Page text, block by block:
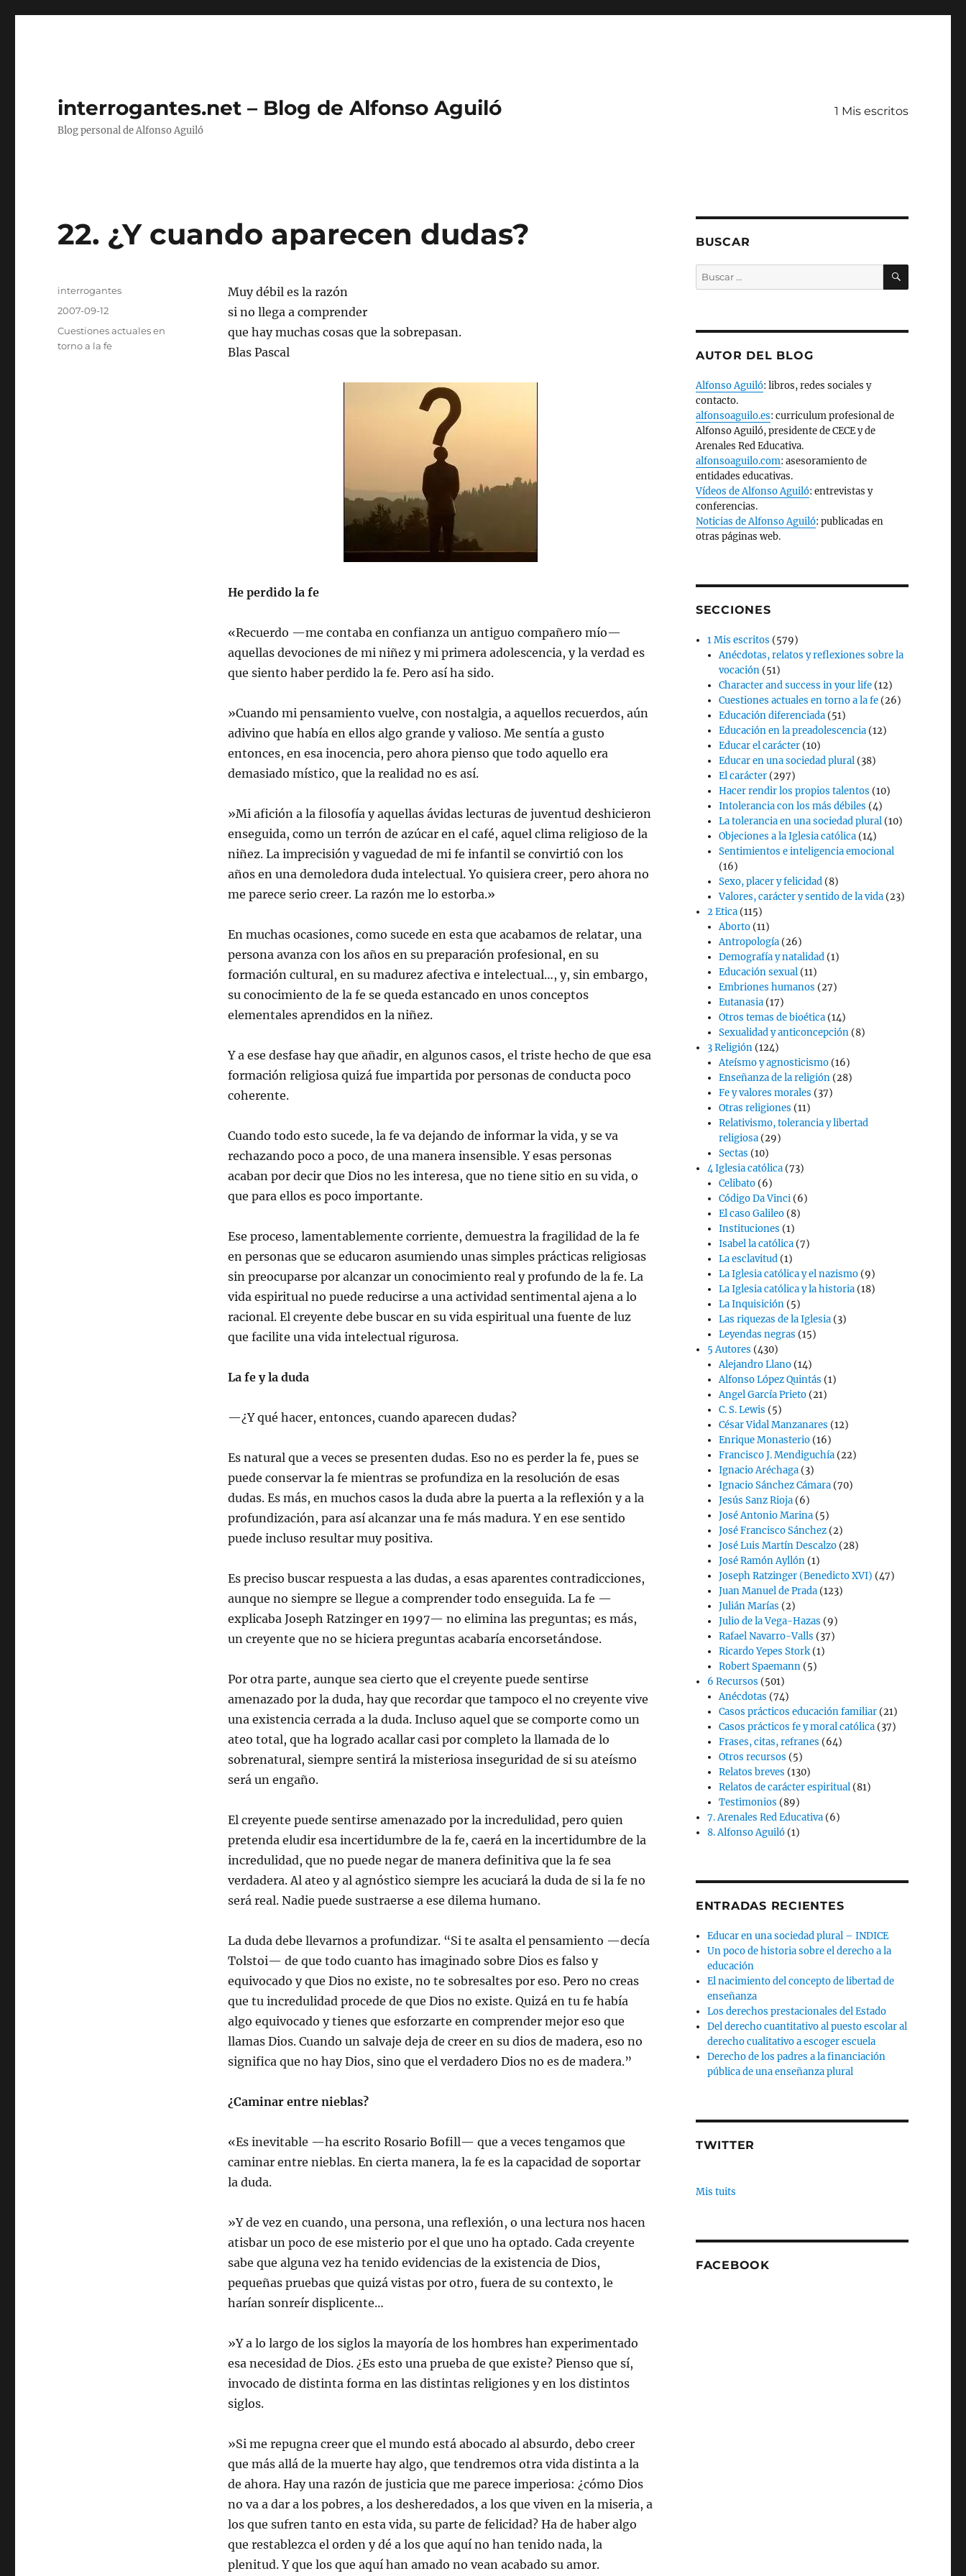
interrogantes.net – Blog de Alfonso Aguiló
Blog personal de Alfonso Aguiló
1 Mis escritos
22. ¿Y cuando aparecen dudas?
Muy débil es la razón
si no llega a comprender
que hay muchas cosas que la sobrepasan.
Blas Pascal
He perdido la fe
«Recuerdo —me contaba en confianza un antiguo compañero mío—
aquellas devociones de mi niñez y mi primera adolescencia, y la verdad es
que siento haber perdido la fe. Pero así ha sido.
»Cuando mi pensamiento vuelve, con nostalgia, a aquellos recuerdos, aún
adivino que había en ellos algo grande y valioso. Me sentía a gusto
entonces, en esa inocencia, pero ahora pienso que todo aquello era
demasiado místico, que la realidad no es así.
»Mi afición a la filosofía y aquellas ávidas lecturas de juventud deshicieron
enseguida, como un terrón de azúcar en el café, aquel clima religioso de la
niñez. La imprecisión y vaguedad de mi fe infantil se convirtió con los
años en una demoledora duda intelectual. Yo quisiera creer, pero ahora no
me parece serio creer. La razón me lo estorba.»
En muchas ocasiones, como sucede en esta que acabamos de relatar, una
persona avanza con los años en su preparación profesional, en su
formación cultural, en su madurez afectiva e intelectual…, y, sin embargo,
su conocimiento de la fe se queda estancado en unos conceptos
elementales aprendidos en la niñez.
Y a ese desfase hay que añadir, en algunos casos, el triste hecho de que esa
formación religiosa quizá fue impartida por personas de conducta poco
coherente.
Cuando todo esto sucede, la fe va dejando de informar la vida, y se va
rechazando poco a poco, de una manera insensible. Y esas personas
acaban por decir que Dios no les interesa, que no tiene sitio en su vida, o
que para ellos es poco importante.
Ese proceso, lamentablemente corriente, demuestra la fragilidad de la fe
en personas que se educaron asumiendo unas simples prácticas religiosas
sin preocuparse por alcanzar un conocimiento real y profundo de la fe. La
vida espiritual no puede reducirse a una actividad sentimental ajena a lo
racional. El creyente debe buscar en su vida espiritual una fuente de luz
que facilite una vida intelectual rigurosa.
La fe y la duda
—¿Y qué hacer, entonces, cuando aparecen dudas?
Es natural que a veces se presenten dudas. Eso no es perder la fe, pues se
puede conservar la fe mientras se profundiza en la resolución de esas
dudas. Es más, en muchos casos la duda abre la puerta a la reflexión y a la
profundización, para así alcanzar una fe más madura. Y en ese sentido
puede incluso resultar muy positiva.
Es preciso buscar respuesta a las dudas, a esas aparentes contradicciones,
aunque no siempre se llegue a comprender todo enseguida. La fe —
explicaba Joseph Ratzinger en 1997— no elimina las preguntas; es más,
un creyente que no se hiciera preguntas acabaría encorsetándose.
Por otra parte, aunque sea cierto que el creyente puede sentirse
amenazado por la duda, hay que recordar que tampoco el no creyente vive
una existencia cerrada a la duda. Incluso aquel que se comporte como un
ateo total, que ha logrado acallar casi por completo la llamada de lo
sobrenatural, siempre sentirá la misteriosa inseguridad de si su ateísmo
será un engaño.
El creyente puede sentirse amenazado por la incredulidad, pero quien
pretenda eludir esa incertidumbre de la fe, caerá en la incertidumbre de la
incredulidad, que no puede negar de manera definitiva que la fe sea
verdadera. Al ateo y al agnóstico siempre les acuciará la duda de si la fe no
será real. Nadie puede sustraerse a ese dilema humano.
La duda debe llevarnos a profundizar. “Si te asalta el pensamiento —decía
Tolstoi— de que todo cuanto has imaginado sobre Dios es falso y
equivocado y que Dios no existe, no te sobresaltes por eso. Pero no creas
que tu incredulidad procede de que Dios no existe. Quizá en tu fe había
algo equivocado y tienes que esforzarte en comprender mejor eso que
llamas Dios. Cuando un salvaje deja de creer en su dios de madera, eso no
significa que no hay Dios, sino que el verdadero Dios no es de madera.”
¿Caminar entre nieblas?
«Es inevitable —ha escrito Rosario Bofill— que a veces tengamos que
caminar entre nieblas. En cierta manera, la fe es la capacidad de soportar
la duda.
»Y de vez en cuando, una persona, una reflexión, o una lectura nos hacen
atisbar un poco de ese misterio por el que uno ha optado. Cada creyente
sabe que alguna vez ha tenido evidencias de la existencia de Dios,
pequeñas pruebas que quizá vistas por otro, fuera de su contexto, le
harían sonreír displicente…
»Y a lo largo de los siglos la mayoría de los hombres han experimentado
esa necesidad de Dios. ¿Es esto una prueba de que existe? Pienso que sí,
invocado de distinta forma en las distintas religiones y en los distintos
siglos.
»Si me repugna creer que el mundo está abocado al absurdo, debo creer
que más allá de la muerte hay algo, que tendremos otra vida distinta a la
de ahora. Hay una razón de justicia que me parece imperiosa: ¿cómo Dios
no va a dar a los pobres, a los desheredados, a los que viven en la miseria, a
los que sufren tanto en esta vida, su parte de felicidad? Ha de haber algo
que restablezca el orden y dé a los que aquí no han tenido nada, la
plenitud. Y que los que aquí han amado no vean acabado su amor.
Autor
interrogantes
Publicado
2007-09-12
Categorías
Cuestiones actuales en
torno a la fe
BUSCAR
Buscar
por:
BUSCAR
AUTOR DEL BLOG
Alfonso Aguiló: libros, redes sociales y
contacto.
alfonsoaguilo.es: curriculum profesional de
Alfonso Aguiló, presidente de CECE y de
Arenales Red Educativa.
alfonsoaguilo.com: asesoramiento de
entidades educativas.
Vídeos de Alfonso Aguiló: entrevistas y
conferencias.
Noticias de Alfonso Aguiló: publicadas en
otras páginas web.
SECCIONES
1 Mis escritos (579)
Anécdotas, relatos y reflexiones sobre la
vocación (51)
Character and success in your life (12)
Cuestiones actuales en torno a la fe (26)
Educación diferenciada (51)
Educación en la preadolescencia (12)
Educar el carácter (10)
Educar en una sociedad plural (38)
El carácter (297)
Hacer rendir los propios talentos (10)
Intolerancia con los más débiles (4)
La tolerancia en una sociedad plural (10)
Objeciones a la Iglesia católica (14)
Sentimientos e inteligencia emocional
(16)
Sexo, placer y felicidad (8)
Valores, carácter y sentido de la vida (23)
2 Etica (115)
Aborto (11)
Antropología (26)
Demografía y natalidad (1)
Educación sexual (11)
Embriones humanos (27)
Eutanasia (17)
Otros temas de bioética (14)
Sexualidad y anticoncepción (8)
3 Religión (124)
Ateísmo y agnosticismo (16)
Enseñanza de la religión (28)
Fe y valores morales (37)
Otras religiones (11)
Relativismo, tolerancia y libertad
religiosa (29)
Sectas (10)
4 Iglesia católica (73)
Celibato (6)
Código Da Vinci (6)
El caso Galileo (8)
Instituciones (1)
Isabel la católica (7)
La esclavitud (1)
La Iglesia católica y el nazismo (9)
La Iglesia católica y la historia (18)
La Inquisición (5)
Las riquezas de la Iglesia (3)
Leyendas negras (15)
5 Autores (430)
Alejandro Llano (14)
Alfonso López Quintás (1)
Angel García Prieto (21)
C. S. Lewis (5)
César Vidal Manzanares (12)
Enrique Monasterio (16)
Francisco J. Mendiguchía (22)
Ignacio Aréchaga (3)
Ignacio Sánchez Cámara (70)
Jesús Sanz Rioja (6)
José Antonio Marina (5)
José Francisco Sánchez (2)
José Luis Martín Descalzo (28)
José Ramón Ayllón (1)
Joseph Ratzinger (Benedicto XVI) (47)
Juan Manuel de Prada (123)
Julián Marías (2)
Julio de la Vega-Hazas (9)
Rafael Navarro-Valls (37)
Ricardo Yepes Stork (1)
Robert Spaemann (5)
6 Recursos (501)
Anécdotas (74)
Casos prácticos educación familiar (21)
Casos prácticos fe y moral católica (37)
Frases, citas, refranes (64)
Otros recursos (5)
Relatos breves (130)
Relatos de carácter espiritual (81)
Testimonios (89)
7. Arenales Red Educativa (6)
8. Alfonso Aguiló (1)
ENTRADAS RECIENTES
Educar en una sociedad plural – INDICE
Un poco de historia sobre el derecho a la
educación
El nacimiento del concepto de libertad de
enseñanza
Los derechos prestacionales del Estado
Del derecho cuantitativo al puesto escolar al
derecho cualitativo a escoger escuela
Derecho de los padres a la financiación
pública de una enseñanza plural
TWITTER
Mis tuits
FACEBOOK